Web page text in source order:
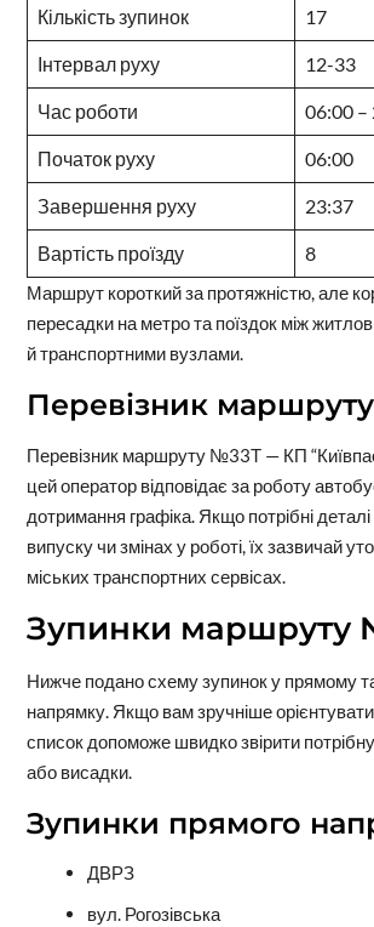
Кількість зупинок 17
Інтервал руху 12-33
Час роботи 06:00 –
Початок руху 06:00
Завершення руху 23:37
Вартість проїзду 8
Маршрут короткий за протяжністю, але
пересадки на метро та поїздок між
й транспортними вузлами.
Перевізник маршруту
Перевізник маршруту №33Т — КП
цей оператор відповідає за роботу
дотримання графіка. Якщо потрібні
випуску чи змінах у роботі, їх зазвичай
міських транспортних сервісах.
Зупинки маршруту
Нижче подано схему зупинок у прямому
напрямку. Якщо вам зручніше
список допоможе швидко звірити
або висадки.
Зупинки прямого
ДВРЗ
вул. Рогозівська